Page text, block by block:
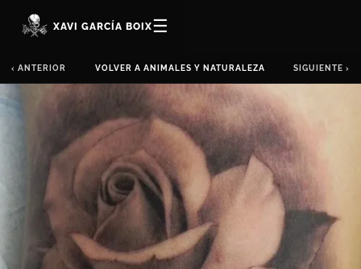
XAVI GARCÍA BOIX☰
‹ ANTERIOR VOLVER A ANIMALES Y NATURALEZA SIGUIENTE ›